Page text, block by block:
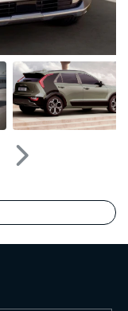
Próximo